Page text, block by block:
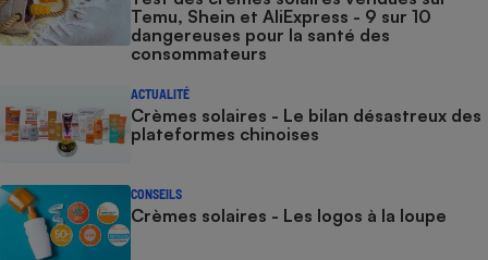
Temu, Shein et AliExpress - 9 sur 10
dangereuses pour la santé des
consommateurs
ACTUALITÉ
Crèmes solaires - Le bilan désastreux des
plateformes chinoises
CONSEILS
Crèmes solaires - Les logos à la loupe